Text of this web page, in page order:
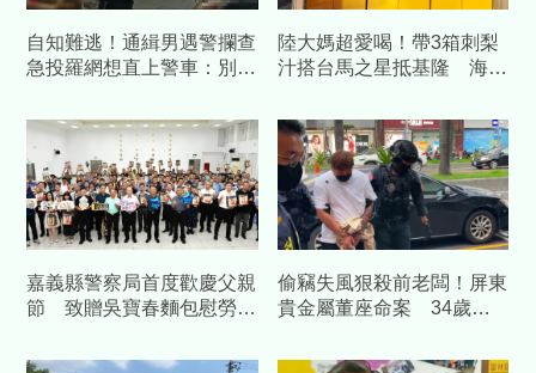
自知難逃！通緝男遇警攔查
急投羅網想直上警車：別查
陸大媽超愛喝！帶3箱刺梨
汁搭台馬之星抵基隆 海巡
嘉義縣警察局首度歡慶父親
節 致贈吳寶春麵包慰勞警
偷竊失風狠殺前老闆！屏東
貴金屬董座命案 34歲前